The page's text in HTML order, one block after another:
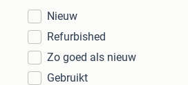
Nieuw
Refurbished
Zo goed als nieuw
Gebruikt